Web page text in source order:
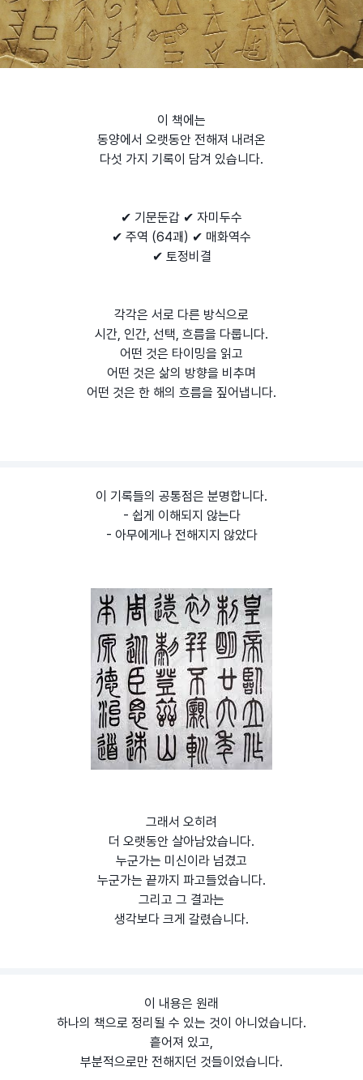
이 책에는
동양에서 오랫동안 전해져 내려온
다섯 가지 기록이 담겨 있습니다.
✔ 기문둔갑 ✔ 자미두수
✔ 주역 (64괘) ✔ 매화역수
✔ 토정비결
각각은 서로 다른 방식으로
시간, 인간, 선택, 흐름을 다룹니다.
어떤 것은 타이밍을 읽고
어떤 것은 삶의 방향을 비추며
어떤 것은 한 해의 흐름을 짚어냅니다.
이 기록들의 공통점은 분명합니다.
- 쉽게 이해되지 않는다
- 아무에게나 전해지지 않았다
그래서 오히려
더 오랫동안 살아남았습니다.
누군가는 미신이라 넘겼고
누군가는 끝까지 파고들었습니다.
그리고 그 결과는
생각보다 크게 갈렸습니다.
이 내용은 원래
하나의 책으로 정리될 수 있는 것이 아니었습니다.
흩어져 있고,
부분적으로만 전해지던 것들이었습니다.